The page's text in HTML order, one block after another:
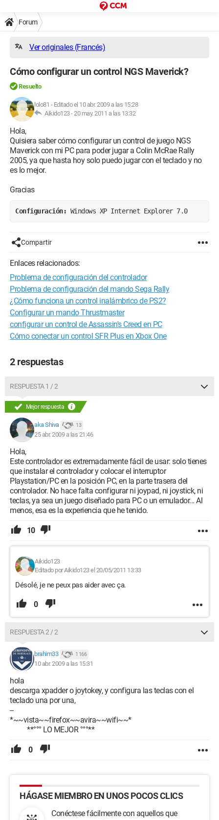
Forum
Ver originales (Francés)
Cómo configurar un control NGS Maverick?
Resuelto
lolo81 - Editado el 10 abr. 2009 a las 15:28
Aikido123 -20 may. 2011 a las 13:32
Hola,
Quisiera saber cómo configurar un control de juego NGS
Maverick con mi PC para poder jugar a Colin McRae Rally
2005, ya que hasta hoy solo puedo jugar con el teclado y no
es lo mejor.
Gracias
Configuración: Windows XP Internet Explorer 7.0
Compartir
Enlaces relacionados:
Problema de configuración del controlador
Problema de configuración del mando Sega Rally
¿Cómo funciona un control inalámbrico de PS2?
Configurar un mando Thrustmaster
configurar un control de Assassin's Creed en PC
Cómo conectar un control SFR Plus en Xbox One
2 respuestas
RESPUESTA 1 / 2
Mejor respuesta
aka Shiva 13
25 abr. 2009 a las 21:46
Hola,
Este controlador es extremadamente fácil de usar: solo tienes
que instalar el controlador y colocar el interruptor
Playstation/PC en la posición PC, en la parte trasera del
controlador. No hace falta configurar ni joypad, ni joystick, ni
teclas, ya sea un juego diseñado para PC o un emulador... Al
menos, esa es la experiencia que he tenido.
10
Aikido123
Editado por Aikido123 el 20/05/2011 13:33
Désolé, je ne peux pas aider avec ça.
0
RESPUESTA 2 / 2
brahim33 1 166
10 abr. 2009 a las 15:31
hola
descarga xpadder o joytokey, y configura las teclas con el
teclado una por una,
--
*~~vista~~firefox~~avira~~wifi~~*
**°°° LO MEJOR °°°**
0
HÁGASE MIEMBRO EN UNOS POCOS CLICS
Conéctese fácilmente con aquellos que